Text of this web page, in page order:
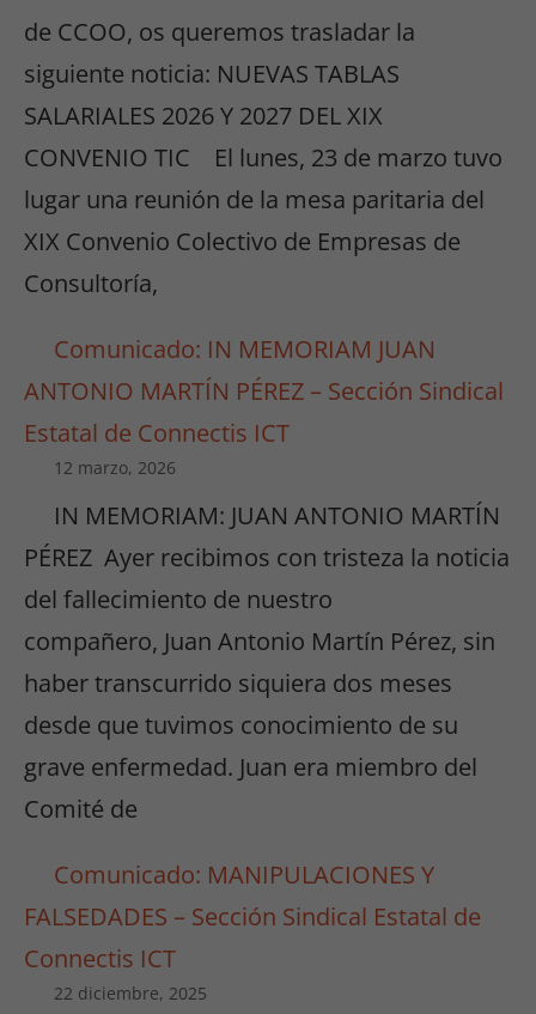
de CCOO, os queremos trasladar la
siguiente noticia: NUEVAS TABLAS
SALARIALES 2026 Y 2027 DEL XIX
CONVENIO TIC El lunes, 23 de marzo tuvo
lugar una reunión de la mesa paritaria del
XIX Convenio Colectivo de Empresas de
Consultoría,
Comunicado: IN MEMORIAM JUAN
ANTONIO MARTÍN PÉREZ – Sección Sindical
Estatal de Connectis ICT
12 marzo, 2026
IN MEMORIAM: JUAN ANTONIO MARTÍN
PÉREZ Ayer recibimos con tristeza la noticia
del fallecimiento de nuestro
compañero, Juan Antonio Martín Pérez, sin
haber transcurrido siquiera dos meses
desde que tuvimos conocimiento de su
grave enfermedad. Juan era miembro del
Comité de
Comunicado: MANIPULACIONES Y
FALSEDADES – Sección Sindical Estatal de
Connectis ICT
22 diciembre, 2025